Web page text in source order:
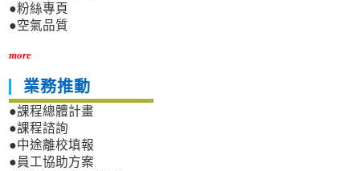
●粉絲專頁
●空氣品質
more
業務推動
●課程總體計畫
●課程諮詢
●中途離校填報
●員工協助方案